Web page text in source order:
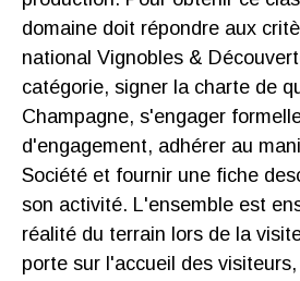
domaine doit répondre aux
national Vignobles &
catégorie, signer la charte de
Champagne, s'engager
d'engagement, adhérer au
Société et fournir une fiche
son activité. L'ensemble est
réalité du terrain lors de la
porte sur l'accueil des